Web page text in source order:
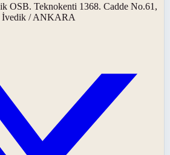
OSB. Teknokenti 1368. Cadde No.61,
İvedik / ANKARA